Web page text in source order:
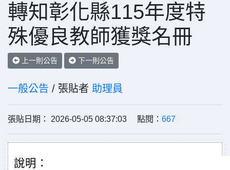
轉知彰化縣115年度特
殊優良教師獲獎名冊
上一則公告 下一則公告
一般公告 / 張貼者 助理員
張貼日期： 2026-05-05 08:37:03 點閱： 667
說明：